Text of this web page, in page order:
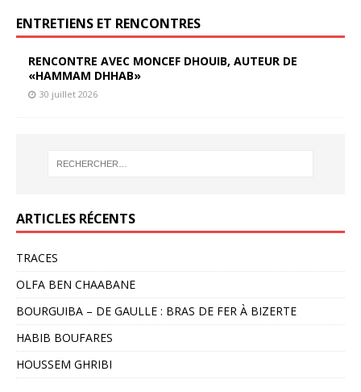
ENTRETIENS ET RENCONTRES
RENCONTRE AVEC MONCEF DHOUIB, AUTEUR DE
«HAMMAM DHHAB»
30 juillet 2026
ARTICLES RÉCENTS
TRACES
OLFA BEN CHAABANE
BOURGUIBA – DE GAULLE : BRAS DE FER À BIZERTE
HABIB BOUFARES
HOUSSEM GHRIBI